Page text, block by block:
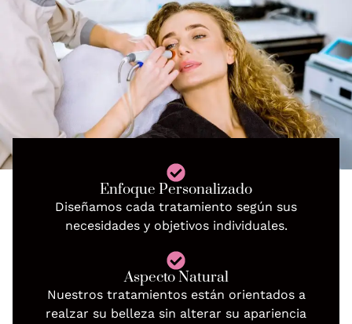
Enfoque Personalizado
Diseñamos cada tratamiento según sus
necesidades y objetivos individuales.
Aspecto Natural
Nuestros tratamientos están orientados a
realzar su belleza sin alterar su apariencia